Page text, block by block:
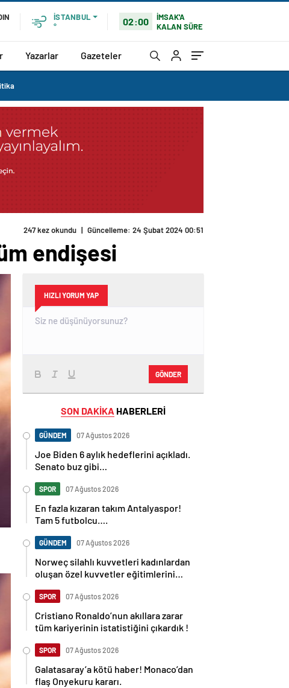
İSTANBUL
°
02:00
İMSAK'A
KALAN SÜRE
Yazarlar Gazeteler
endişesi
HIZLI YORUM YAP
GÖNDER
SON DAKİKA HABERLERİ
GÜNDEM 07 Ağustos 2026
Joe Biden 6 aylık hedeflerini açıkladı.
Senato buz gibi…
SPOR 07 Ağustos 2026
En fazla kızaran takım Antalyaspor!
Tam 5 futbolcu….
GÜNDEM 07 Ağustos 2026
Norweç silahlı kuvvetleri kadınlardan
oluşan özel kuvvetler eğitimlerini
SPOR 07 Ağustos 2026
Cristiano Ronaldo’nun akıllara zarar
tüm kariyerinin istatistiğini çıkardık !
SPOR 07 Ağustos 2026
Galatasaray’a kötü haber! Monaco’dan
flaş Onyekuru kararı.